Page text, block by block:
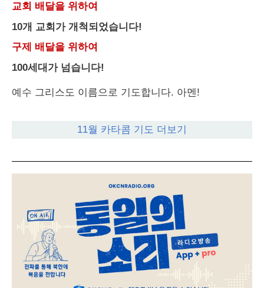
교회 배달을 위하여
10개 교회가 개척되었습니다!
구제 배달을 위하여
100세대가 넘습니다!
예수 그리스도 이름으로 기도합니다. 아멘!
11월 카타콤 기도 더보기